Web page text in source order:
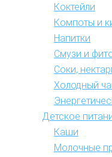
Коктейли
Компоты и
Напитки
Смузи и
Соки,
Холодный
Детское
Каши
Молочные